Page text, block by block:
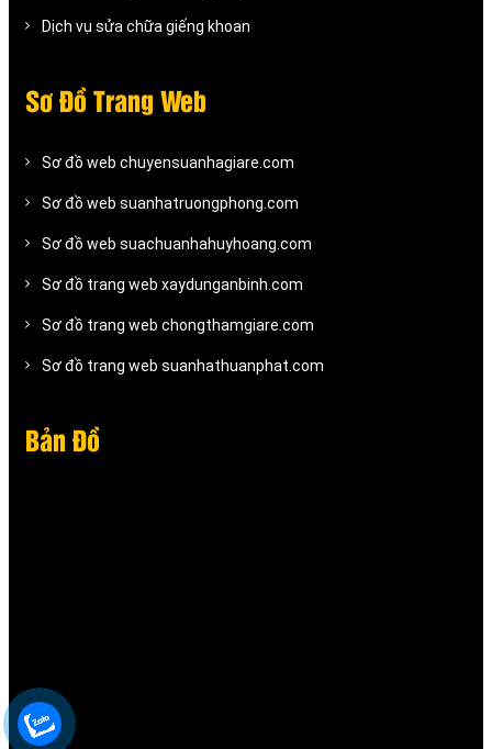
Dịch vụ sửa chữa giếng khoan
Sơ Đồ Trang Web
Sơ đồ web chuyensuanhagiare.com
Sơ đồ web suanhatruongphong.com
Sơ đồ web suachuanhahuyhoang.com
Sơ đồ trang web xaydunganbinh.com
Sơ đồ trang web chongthamgiare.com
Sơ đồ trang web suanhathuanphat.com
Bản Đồ